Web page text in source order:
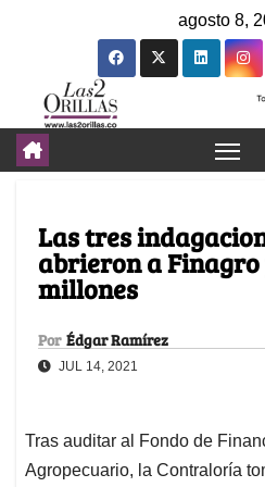
agosto 8,
Las tres
abrieron a Finagro
millones
Por Édgar Ramírez
JUL 14, 2021
Tras auditar al Fondo de
Agropecuario, la Contraloría